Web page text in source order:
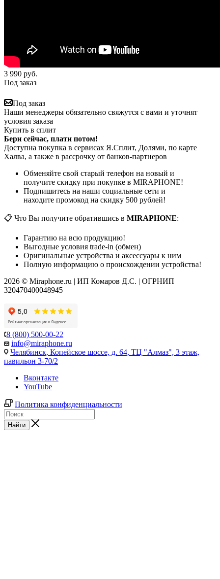
3 990 руб.
Под заказ
Под заказ
Наши менеджеры обязательно свяжутся с вами и уточнят
условия заказа
Купить в сплит
Бери сейчас, плати потом!
Доступна покупка в сервисах Я.Сплит, Долями, по карте
Халва, а также в рассрочку от банков-партнеров
Обменяйте свой старый телефон на новый и
получите скидку при покупке в MIRAPHONE!
Подпишитесь на наши социальные сети и
находите промокод на скидку 500 рублей!
📋 Что Вы получите обратившись в MIRAPHONE:
Гарантию на всю продукцию!
Выгодные условия trade-in (обмен)
Оригинальные устройства и аксессуары к ним
Полную информацию о происхождении устройства!
2026 © Miraphone.ru | ИП Комаров Д.С. | ОГРНИП
320470400048945
8 (800) 500-00-22
info@miraphone.ru
Челябинск, Копейское шоссе, д. 64, ТЦ "Алмаз", 3 этаж,
павильон 3-70/2
Вконтакте
YouTube
Политика конфиденциальности
Найти